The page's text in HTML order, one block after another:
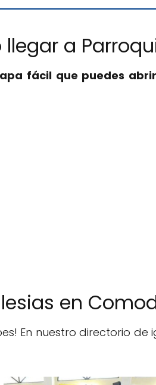
llegar a
fácil que puedes
en
En nuestro directorio de